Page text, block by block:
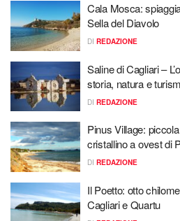
Cala Mosca:
Sella del Diavolo
DI REDAZIONE
Saline di Cagliari –
storia, natura e
DI REDAZIONE
Pinus Village:
cristallino a ovest di
DI REDAZIONE
Il Poetto: otto
Cagliari e Quartu